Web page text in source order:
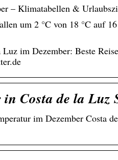
– Klimatabellen &
um 2 °C von 18 °C auf
Luz im Dezember: Beste
Costa de la Luz
im Dezember Costa